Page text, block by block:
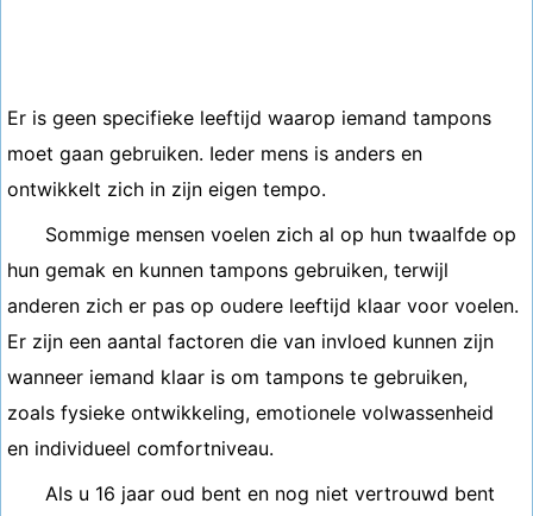
Er is geen specifieke leeftijd waarop iemand tampons
moet gaan gebruiken. Ieder mens is anders en
ontwikkelt zich in zijn eigen tempo.
Sommige mensen voelen zich al op hun twaalfde op
hun gemak en kunnen tampons gebruiken, terwijl
anderen zich er pas op oudere leeftijd klaar voor voelen.
Er zijn een aantal factoren die van invloed kunnen zijn
wanneer iemand klaar is om tampons te gebruiken,
zoals fysieke ontwikkeling, emotionele volwassenheid
en individueel comfortniveau.
Als u 16 jaar oud bent en nog niet vertrouwd bent